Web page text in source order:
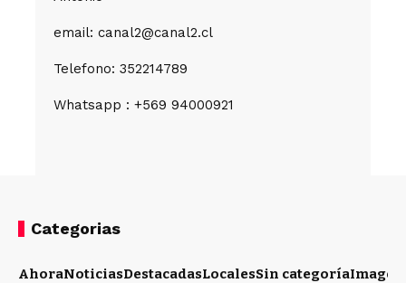
email: canal2@canal2.cl
Telefono: 352214789
Whatsapp : +569 94000921
Categorias
AhoraNoticiasDestacadasLocalesSin categoríaImagen